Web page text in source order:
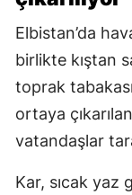
Elbistan’da
birlikte kıştan
toprak
ortaya
vatandaşlar
Kar, sıcak yaz